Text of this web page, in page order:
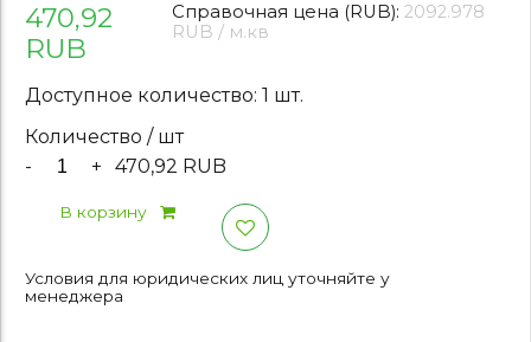
470,92
RUB
Справочная цена (RUB): 2092.978
RUB / м.кв
Доступное количество: 1 шт.
Количество / шт
-
+ 470,92 RUB
В корзину
Условия для юридических лиц уточняйте у
менеджера